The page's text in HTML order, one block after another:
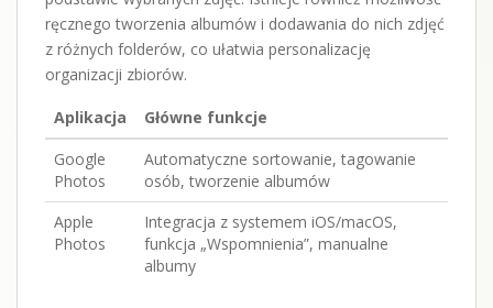
ręcznego tworzenia albumów i dodawania do nich zdjęć
z różnych folderów, co ułatwia personalizację
organizacji zbiorów.
Aplikacja
Główne funkcje
Google
Photos
Automatyczne sortowanie, tagowanie
osób, tworzenie albumów
Apple
Photos
Integracja z systemem iOS/macOS,
funkcja „Wspomnienia”, manualne
albumy